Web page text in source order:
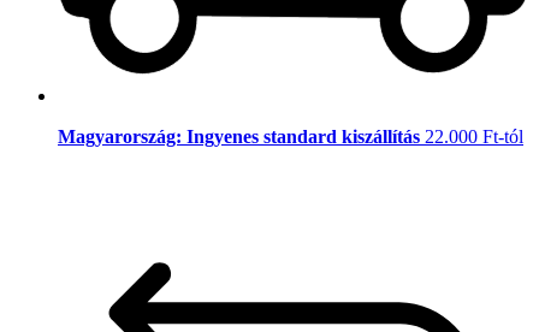
Magyarország: Ingyenes standard kiszállítás 22.000 Ft-tól